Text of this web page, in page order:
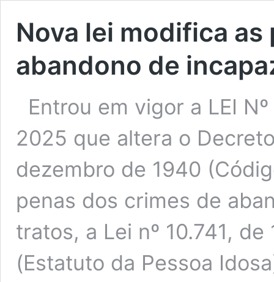
Nova lei modifica
abandono de
Entrou em vigor a LEI
2025 que altera o
dezembro de 1940
penas dos crimes de
tratos, a Lei nº 10.741,
(Estatuto da Pessoa